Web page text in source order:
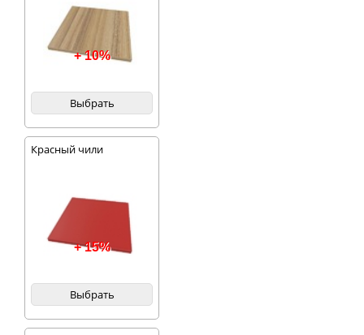
+ 10%
Выбрать
Красный чили
+ 15%
Выбрать